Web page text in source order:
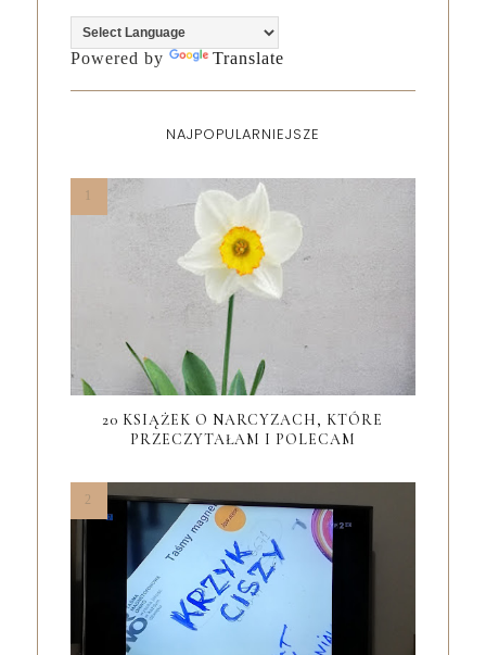
Powered by Translate
NAJPOPULARNIEJSZE
20 KSIĄŻEK O NARCYZACH, KTÓRE
PRZECZYTAŁAM I POLECAM